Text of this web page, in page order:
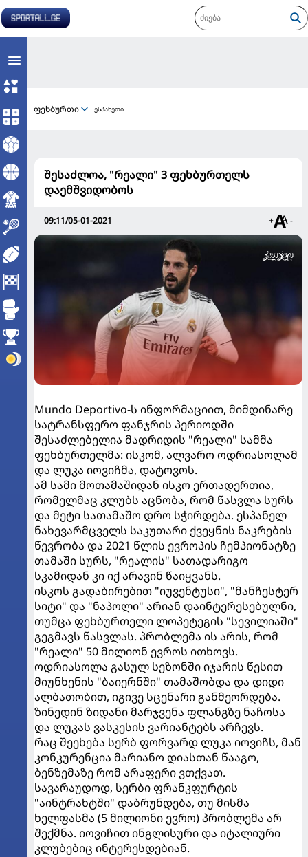
ფეხბურთი ესპანეთი
შესაძლოა, "რეალი" 3 ფეხბურთელს
დაემშვიდობოს
09:11/05-01-2021 + -
Mundo Deportivo-ს ინფორმაციით, მიმდინარე
სატრანსფერო ფანჯრის პერიოდში
შესაძლებელია მადრიდის "რეალი" სამმა
ფეხბურთელმა: ისკომ, ალვარო ოდრიასოლამ
და ლუკა იოვიჩმა, დატოვოს.
ამ სამი მოთამაშიდან ისკო ერთადერთია,
რომელმაც კლუბს აცნობა, რომ წასვლა სურს
და მეტი სათამაშო დრო სჭირდება. ესპანელ
ნახევარმცველს საკუთარი ქვეყნის ნაკრების
წევრობა და 2021 წლის ევროპის ჩემპიონატზე
თამაში სურს, "რეალის" სათადარიგო
სკამიდან კი იქ არავინ წაიყვანს.
ისკოს გადაბირებით "იუვენტუსი", "მანჩესტერ
სიტი" და "ნაპოლი" არიან დაინტერესებულნი,
თუმცა ფეხბურთელი ლოპეტეგის "სევილიაში"
გეგმავს წასვლას. პრობლემა ის არის, რომ
"რეალი" 50 მილიონ ევროს ითხოვს.
ოდრიასოლა გასულ სეზონში იჯარის წესით
მიუნხენის "ბაიერნში" თამაშობდა და დიდი
ალბათობით, იგივე სცენარი განმეორდება.
ზინედინ ზიდანი მარჯვენა ფლანგზე ნაჩოსა
და ლუკას ვასკესის ვარიანტებს არჩევს.
რაც შეეხება სერბ ფორვარდ ლუკა იოვიჩს, მან
კონკურენცია მარიანო დიასთან წააგო,
ბენზემაზე რომ არაფერი ვთქვათ.
სავარაუდოდ, სერბი ფრანკფურტის
"აინტრახტში" დაბრუნდება, თუ მისმა
ხელფასმა (5 მილიონი ევრო) პრობლემა არ
შექმნა. იოვიჩით ინგლისური და იტალიური
კლუბებიც ინტერესდებიან.